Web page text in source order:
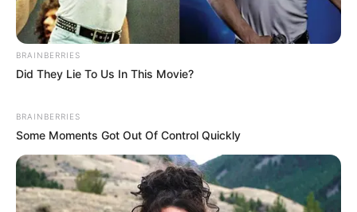
BRAINBERRIES
Did They Lie To Us In This Movie?
BRAINBERRIES
Some Moments Got Out Of Control Quickly